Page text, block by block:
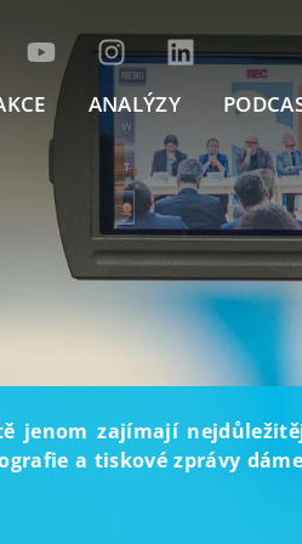
ANALÝZY
jenom zajímají
a tiskové zprávy